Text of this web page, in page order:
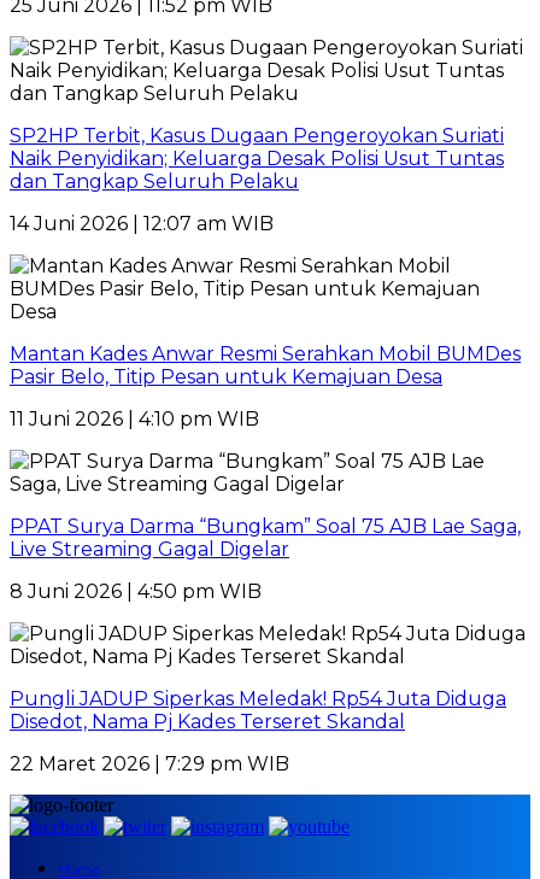
25 Juni 2026 | 11:52 pm WIB
SP2HP Terbit, Kasus Dugaan Pengeroyokan Suriati
Naik Penyidikan; Keluarga Desak Polisi Usut Tuntas
dan Tangkap Seluruh Pelaku
14 Juni 2026 | 12:07 am WIB
Mantan Kades Anwar Resmi Serahkan Mobil BUMDes
Pasir Belo, Titip Pesan untuk Kemajuan Desa
11 Juni 2026 | 4:10 pm WIB
PPAT Surya Darma “Bungkam” Soal 75 AJB Lae Saga,
Live Streaming Gagal Digelar
8 Juni 2026 | 4:50 pm WIB
Pungli JADUP Siperkas Meledak! Rp54 Juta Diduga
Disedot, Nama Pj Kades Terseret Skandal
22 Maret 2026 | 7:29 pm WIB
Home